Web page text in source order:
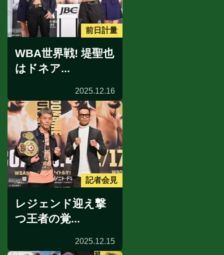
前日計量
WBA世界戦! 堤聖也
はドネア...
2025.12.16
記者会見
レジェンド迎え撃
つ王者の覚...
2025.12.15